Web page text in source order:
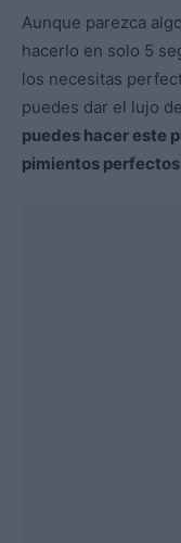
Aunque parezca
hacerlo en solo 5
los necesitas
puedes dar el lujo
puedes hacer este
pimientos